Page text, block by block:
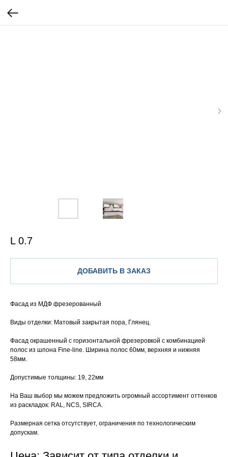
L 0.7
ДОБАВИТЬ В ЗАКАЗ
Фасад из МДФ фрезерованный
Виды отделки: Матовый закрытая пора, Глянец.
Фасад окрашенный с горизонтальной фрезеровкой с комбинацией
полос из шпона Fine-line. Ширина полос 60мм, верхняя и нижняя
58мм.
Допустимые толщины: 19, 22мм
На Ваш выбор мы можем предложить огромный ассортимент оттенков
из раскладок: RAL, NCS, SIRCA.
Размерная сетка отсутствует, ограничения по технологическим
допускам.